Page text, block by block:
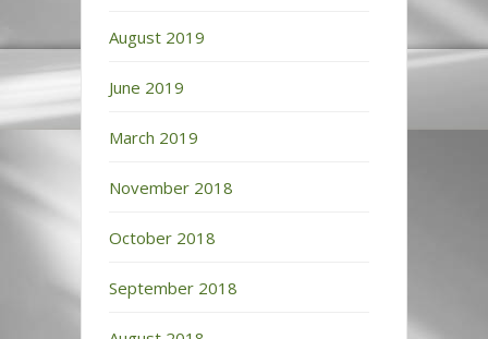
August 2019
June 2019
March 2019
November 2018
October 2018
September 2018